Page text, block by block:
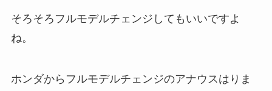
そろそろフルモデルチェンジしてもいいですよ
ね。
ホンダからフルモデルチェンジのアナウスはりま